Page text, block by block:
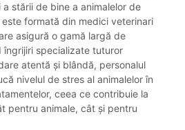
stării de bine a animalelor de
formată din medici veterinari
asigură o gamă largă de
îngrijiri specializate tuturor
atentă și blândă, personalul
nivelul de stres al animalelor în
ceea ce contribuie la
pentru animale, cât și pentru